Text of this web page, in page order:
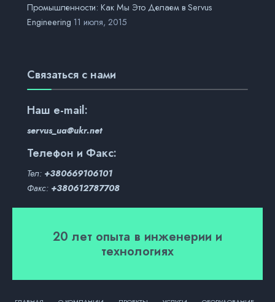
Промышленности: Как Мы Это Делаем в Servus
Engineering 11 июля, 2015
Связаться с нами
Наш e-mail:
servus_ua@ukr.net
Телефон и Факс:
Тел: +380669106101
Факс: +380612787708
20 лет опыта в инженерии и
технологиях